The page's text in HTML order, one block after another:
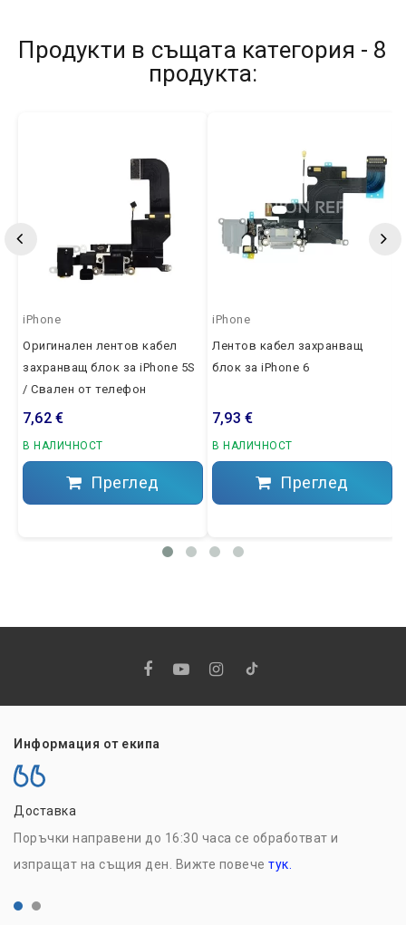
Продукти в същата категория - 8
продукта:
iPhone
Оригинален лентов кабел
захранващ блок за iPhone 5S
/ Свален от телефон
7,62 €
В НАЛИЧНОСТ
Преглед
iPhone
Лентов кабел захранващ
блок за iPhone 6
7,93 €
В НАЛИЧНОСТ
Преглед
Информация от екипа
Доставка
Поръчки направени до 16:30 часа се обработват и
изпращат на същия ден. Вижте повече тук.